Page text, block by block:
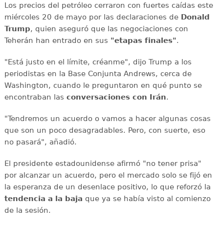
Los precios del petróleo cerraron con fuertes caídas este
miércoles 20 de mayo por las declaraciones de Donald
Trump, quien aseguró que las negociaciones con
Teherán han entrado en sus "etapas finales".
"Está justo en el límite, créanme", dijo Trump a los
periodistas en la Base Conjunta Andrews, cerca de
Washington, cuando le preguntaron en qué punto se
encontraban las conversaciones con Irán.
"Tendremos un acuerdo o vamos a hacer algunas cosas
que son un poco desagradables. Pero, con suerte, eso
no pasará", añadió.
El presidente estadounidense afirmó "no tener prisa"
por alcanzar un acuerdo, pero el mercado solo se fijó en
la esperanza de un desenlace positivo, lo que reforzó la
tendencia a la baja que ya se había visto al comienzo
de la sesión.